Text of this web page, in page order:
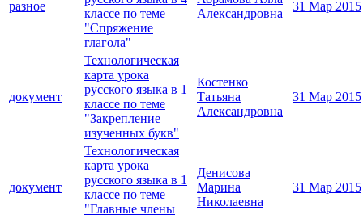
разное
классе по теме
"Спряжение
глагола"
Александровна
31 Мар 2015
документ
Технологическая
карта урока
русского языка в 1
классе по теме
"Закрепление
изученных букв"
Костенко
Татьяна
Александровна
31 Мар 2015
документ
Технологическая
карта урока
русского языка в 1
классе по теме
"Главные члены
Денисова
Марина
Николаевна
31 Мар 2015